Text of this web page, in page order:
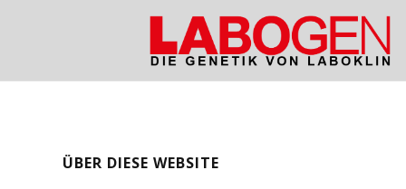
ÜBER DIESE WEBSITE